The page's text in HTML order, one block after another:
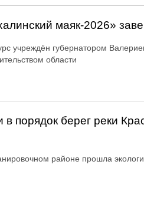
маяк‑2026»
учреждён губернатором
области
порядок берег реки
районе прошла